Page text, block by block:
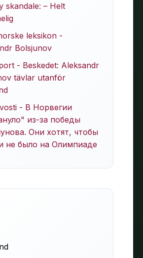
skandale: – Helt
leksikon -
Bolsjunov
- Beskedet: Aleksandr
tävlar utanför
- В Норвегии
из-за победы
Они хотят, чтобы
не было на Олимпиаде